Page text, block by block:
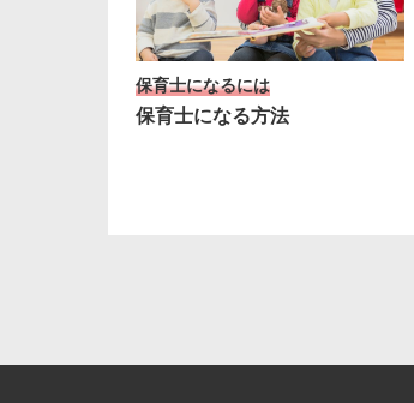
保育士になるには
保育士になる方法